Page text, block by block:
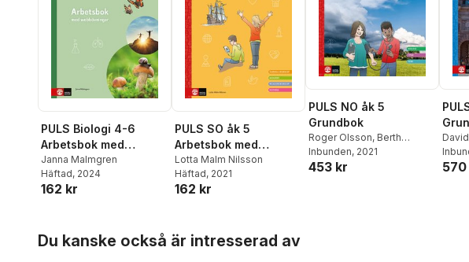
PULS Biologi 4-6
Arbetsbok med
elevwebb, fjärde
upplagan
Janna Malmgren
Häftad, 2024
162 kr
PULS SO åk 5
Arbetsbok med
elevwebb
Lotta Malm Nilsson
Häftad, 2021
162 kr
PULS NO åk 5
Grundbok
Roger Olsson, Berth
Belfrage,Staffan Sjöberg
Kerstin Wallander
Inbunden, 2021
453 kr 570
Du kanske också är intresserad av